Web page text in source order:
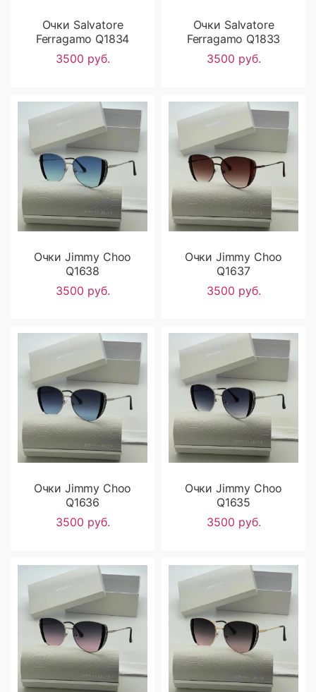
Очки Salvatore
Ferragamo Q1834
3500 руб.
Очки Salvatore
Ferragamo Q1833
3500 руб.
Очки Jimmy Choo
Q1638
3500 руб.
Очки Jimmy Choo
Q1637
3500 руб.
Очки Jimmy Choo
Q1636
3500 руб.
Очки Jimmy Choo
Q1635
3500 руб.